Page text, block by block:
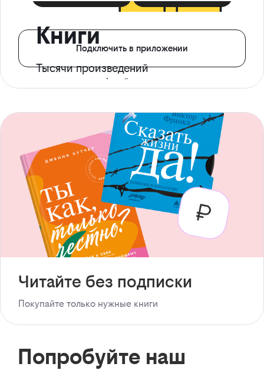
Книги
Тысячи произведений
с доступом офлайн
Подключить в приложении
Читайте без подписки
Покупайте только нужные книги
Попробуйте наш